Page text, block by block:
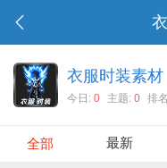
衣服时装素材
今日: 0 主题: 0 排
全部 最新